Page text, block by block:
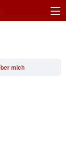
mich